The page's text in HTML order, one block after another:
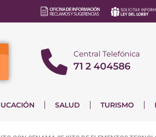
Central Telefónica
71 2 404586
SALUD TURISMO